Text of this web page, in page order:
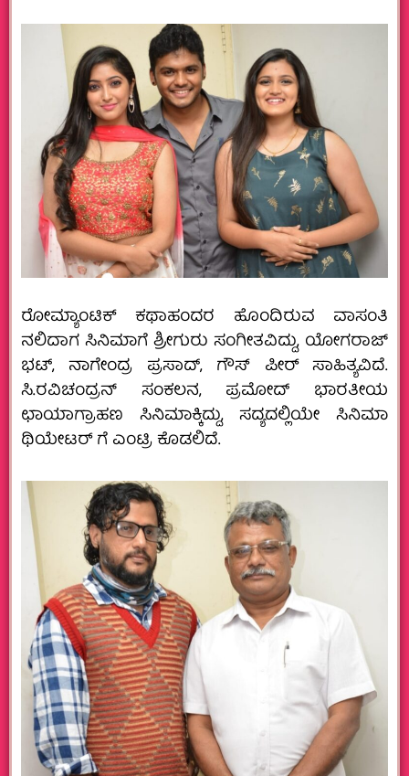
ರೋಮ್ಯಾಂಟಿಕ್ ಕಥಾಹಂದರ ಹೊಂದಿರುವ ವಾಸಂತಿ
ನಲಿದಾಗ ಸಿನಿಮಾಗೆ ಶ್ರೀಗುರು ಸಂಗೀತವಿದ್ದು, ಯೋಗರಾಜ್
ಭಟ್, ನಾಗೇಂದ್ರ ಪ್ರಸಾದ್, ಗೌಸ್ ಪೀರ್ ಸಾಹಿತ್ಯವಿದೆ.
ಸಿ.ರವಿಚಂದ್ರನ್ ಸಂಕಲನ, ಪ್ರಮೋದ್ ಭಾರತೀಯ
ಛಾಯಾಗ್ರಾಹಣ ಸಿನಿಮಾಕ್ಕಿದ್ದು, ಸದ್ಯದಲ್ಲಿಯೇ ಸಿನಿಮಾ
ಥಿಯೇಟರ್ ಗೆ ಎಂಟ್ರಿ ಕೊಡಲಿದೆ.